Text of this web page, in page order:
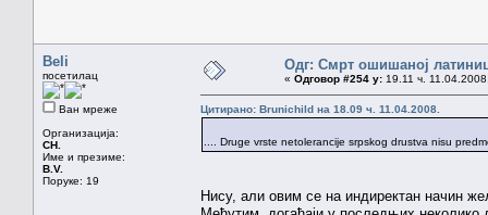
Beli
посетилац
Ван мреже
Организација:
CH.
Име и презиме:
B.V.
Поруке: 19
Одг: Смрт ошишаној
« Одговор #254 у: 19.11 ч.
Цитирано: Brunichild на 18.09 ч. 11.04.2008.
.... Druge vrste netolerancije srpskog drustva nisu
Нису, али овим се на индиректан начин